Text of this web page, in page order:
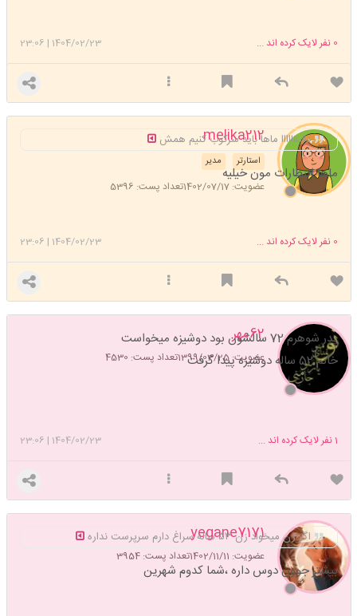
1404/02/23
|
23:06 0 نفر لایک کرده اند ...
melika212
مدیر استارتر
عضویت: 1402/07/17 تعداد پست: 5396
دقیقااااا ماها باید سرکوب کنیم همش
ماها انتظارات مون خیلیه
1404/02/23
|
23:06 0 نفر لایک کرده اند ...
62مهر
عضویت: 1399/03/25 تعداد پست: 4530
پدر شوهرم 72 سالشون بود دوشیزه میخواست
خانم 52 ساله دوشیزه پیدا گرفت
1404/02/23
|
23:06 1نفر لایک کرده اند ...
yegane7171
عضویت: 1402/11/11 تعداد پست: 3954
اگر زن میخواد زن ۵۳ ساله سراغ دارم سرپرست نداره
بیشتر جوون دوس داره ،شما کدوم شهرین